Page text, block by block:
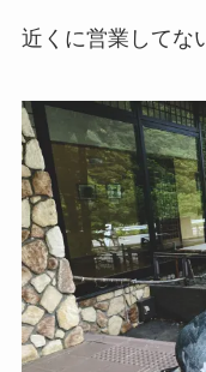
近くに営業してな